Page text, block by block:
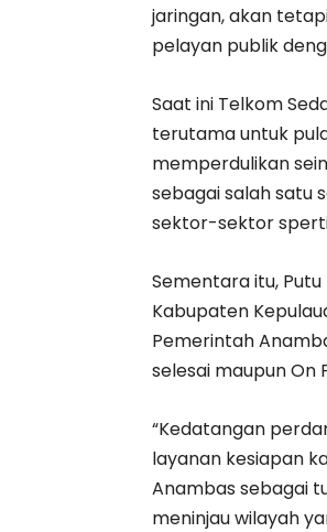
jaringan, akan
pelayan publik
Saat ini Telkom
terutama untuk
memperdulikan
sebagai salah satu
sektor-sektor
Sementara itu,
Kabupaten
Pemerintah
selesai maupun On
“Kedatangan
layanan kesiapan
Anambas sebagai
meninjau wilayah